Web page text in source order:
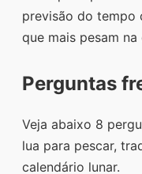
previsão do tempo
que mais pesam na
Perguntas
Veja abaixo 8
lua para pescar,
calendário lunar.